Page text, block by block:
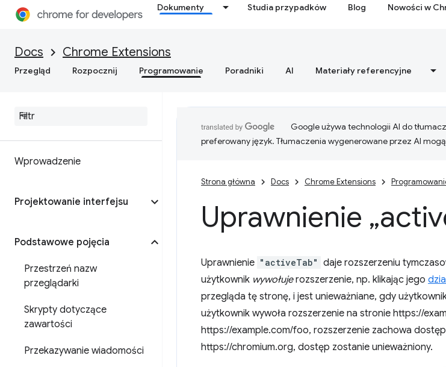
Dokumenty Studia przypadków Blog Nowości w
Docs Chrome Extensions
Przegląd Rozpocznij Programowanie Poradniki AI Materiały referencyjne
Wprowadzenie
Projektowanie interfejsu
Podstawowe pojęcia
Przestrzeń nazw
przeglądarki
Skrypty dotyczące
zawartości
Przekazywanie wiadomości
Google używa technologii AI do
preferowany język. Tłumaczenia wygenerowane przez AI
Strona główna Docs Chrome Extensions
Uprawnienie
Uprawnienie "activeTab" daje rozszerzeniu
użytkownik wywołujerozszerzenie, np. klikając jego
przegląda tę stronę, i jest unieważniane, gdy
użytkownik wywoła rozszerzenie na stronie https://
https://example.com/foo, rozszerzenie zachowa
https://chromium.org, dostęp zostanie unieważniony.